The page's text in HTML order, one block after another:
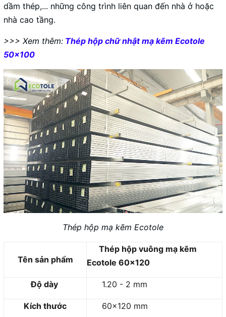
dầm thép,... những công trình liên quan đến nhà ở hoặc
nhà cao tầng.
>>> Xem thêm: Thép hộp chữ nhật mạ kẽm Ecotole
50x100
Thép hộp mạ kẽm Ecotole
Tên sản phẩm
Thép hộp vuông mạ kẽm
Ecotole 60x120
Độ dày 1.20 - 2 mm
Kích thước 60x120 mm